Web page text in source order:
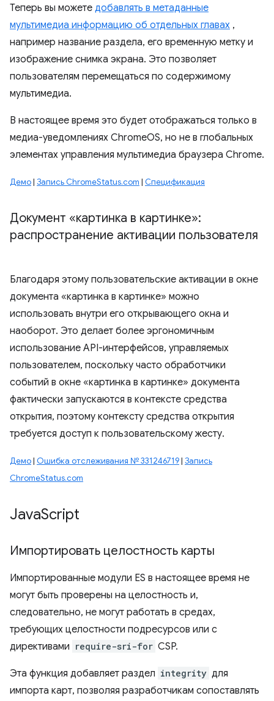
Теперь вы можете добавлять в метаданные
мультимедиа информацию об отдельных главах ,
например название раздела, его временную метку и
изображение снимка экрана. Это позволяет
пользователям перемещаться по содержимому
мультимедиа.
В настоящее время это будет отображаться только в
медиа-уведомлениях ChromeOS, но не в глобальных
элементах управления мультимедиа браузера Chrome.
Демо| Запись ChromeStatus.com | Спецификация
Документ «картинка в картинке»:
распространение активации пользователя
Благодаря этому пользовательские активации в окне
документа «картинка в картинке» можно
использовать внутри его открывающего окна и
наоборот. Это делает более эргономичным
использование API-интерфейсов, управляемых
пользователем, поскольку часто обработчики
событий в окне «картинка в картинке» документа
фактически запускаются в контексте средства
открытия, поэтому контексту средства открытия
требуется доступ к пользовательскому жесту.
Демо| Ошибка отслеживания № 331246719| Запись
ChromeStatus.com
JavaScript
Импортировать целостность карты
Импортированные модули ES в настоящее время не
могут быть проверены на целостность и,
следовательно, не могут работать в средах,
требующих целостности подресурсов или с
директивами require-sri-for CSP.
Эта функция добавляет раздел integrity для
импорта карт, позволяя разработчикам сопоставлять